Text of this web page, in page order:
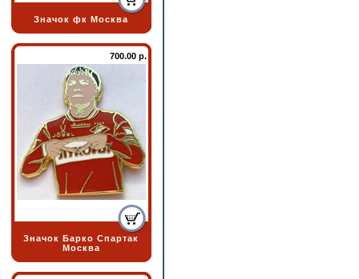
Значок фк Москва
700.00 р.
Значок Барко Спартак
Москва